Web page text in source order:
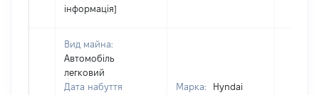
інформація]
Вид майна:
Автомобіль
легковий
Дата набуття
Марка:
Hyndai